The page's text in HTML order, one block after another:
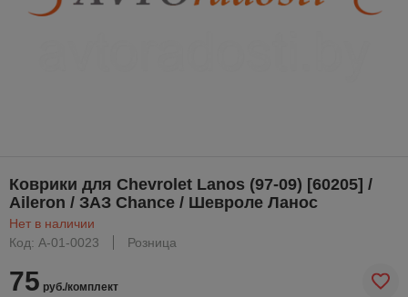
Коврики для Chevrolet Lanos (97-09) [60205] /
Aileron / ЗАЗ Chance / Шевроле Ланос
Нет в наличии
Код: A-01-0023
Розница
75 руб./комплект